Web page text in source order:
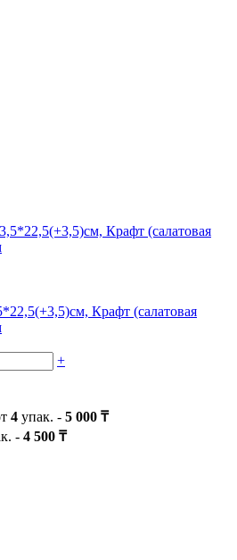
Крафт (салатовая
+
4 упак. - 5 000 ₸
- 4 500 ₸